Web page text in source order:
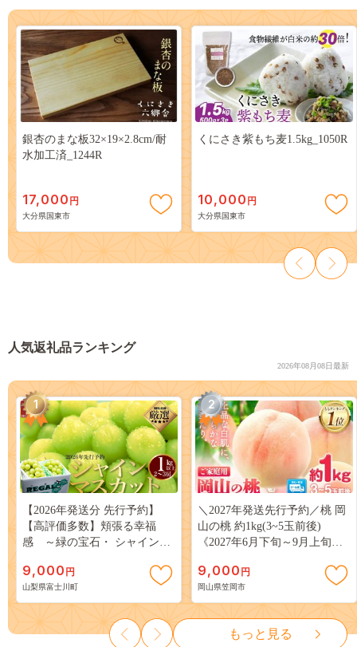
銀杏のまな板32×19×2.8cm/耐
水加工済_1244R
17,000 円
大分県国東市
くにさき紫もち麦1.5kg_1050R
10,000 円
大分県国東市
人気返礼品ランキング
2026年08月08日最新
1
【2026年発送分 先行予約】
【高評価多数】頬張る幸福
感 ～緑の宝石・ シャインマ
３房） フルーツ 山梨県産 果
物 くだもの シャイン マスカ
ット ぶどう ブドウ 葡萄 大粒
種なし 先行予約 富士川町
10000円 一万円 9000円 九千円
9,000 円
山梨県富士川町
2
＼2027年発送先行予約／桃 岡
山の桃 約1kg(3~5玉前後)
《2027年6月下旬～9月上旬頃
岡山 はくとう スイーツ フル
ーツ 果物 デザート 旬 モモ も
も 先行予約 送料無料 果物 岡
山県 笠岡市 清水白桃 白鳳 白
麗 クール便---
9,000 円
岡山県笠岡市
もっと見る